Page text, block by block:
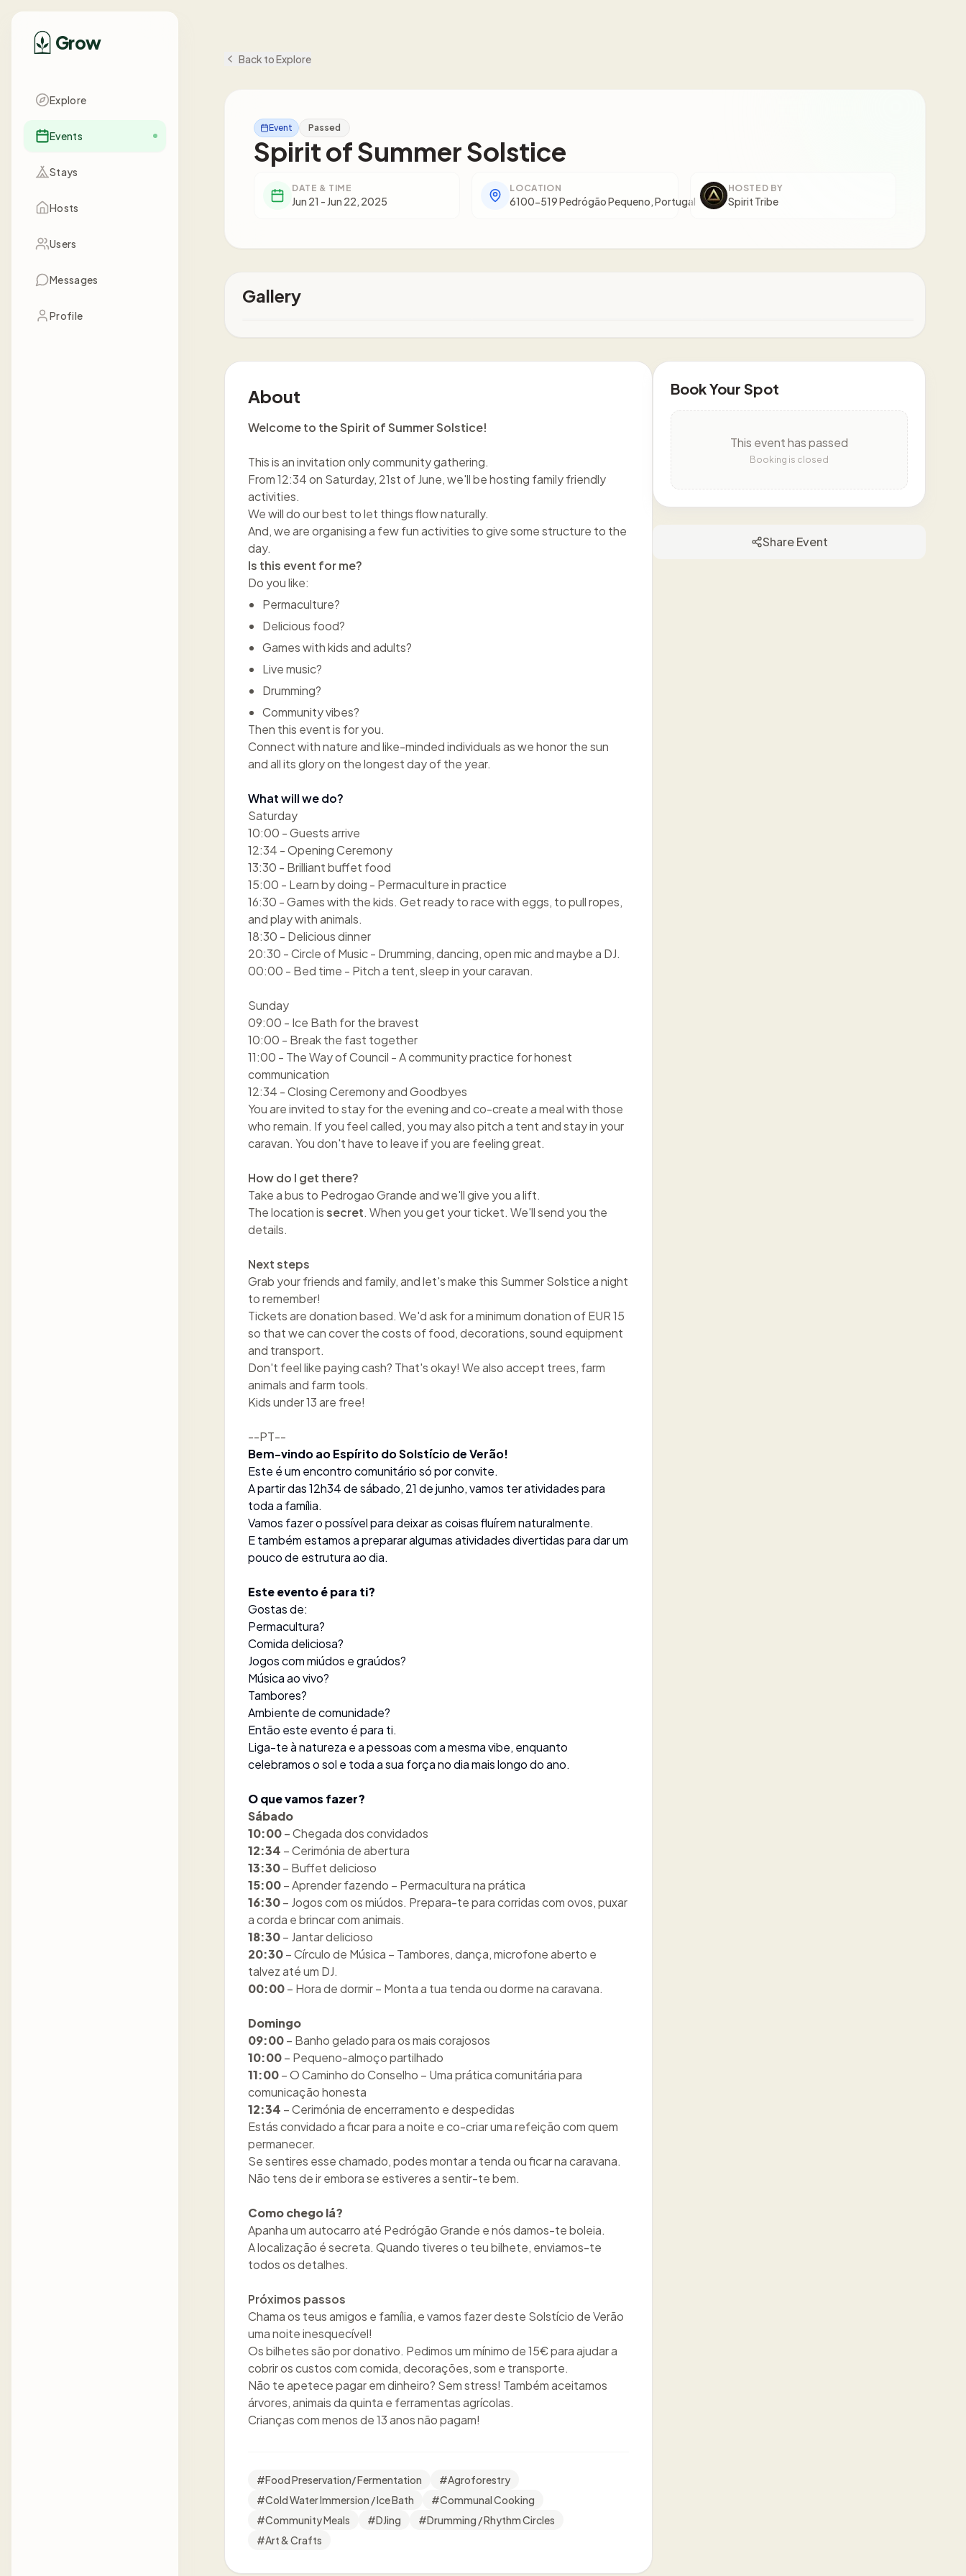
Grow
Explore
Events
Stays
Hosts
Users
Messages
Profile
Back to Explore
Event Passed
Spirit of Summer Solstice
DATE & TIME
Jun 21 - Jun 22, 2025
LOCATION
6100-519 Pedrógão Pequeno, Portugal
HOSTED BY
Spirit Tribe
Gallery
About
Welcome to the Spirit of Summer Solstice!
This is an invitation only community gathering.
From 12:34 on Saturday, 21st of June, we'll be hosting family friendly
activities.
We will do our best to let things flow naturally.
And, we are organising a few fun activities to give some structure to the
day.
Is this event for me?
Do you like:
Permaculture?
Delicious food?
Games with kids and adults?
Live music?
Drumming?
Community vibes?
Then this event is for you.
Connect with nature and like-minded individuals as we honor the sun
and all its glory on the longest day of the year.
What will we do?
Saturday
10:00 - Guests arrive
12:34 - Opening Ceremony
13:30 - Brilliant buffet food
15:00 - Learn by doing - Permaculture in practice
16:30 - Games with the kids. Get ready to race with eggs, to pull ropes,
and play with animals.
18:30 - Delicious dinner
20:30 - Circle of Music - Drumming, dancing, open mic and maybe a DJ.
00:00 - Bed time - Pitch a tent, sleep in your caravan.
Sunday
09:00 - Ice Bath for the bravest
10:00 - Break the fast together
11:00 - The Way of Council - A community practice for honest
communication
12:34 - Closing Ceremony and Goodbyes
You are invited to stay for the evening and co-create a meal with those
who remain. If you feel called, you may also pitch a tent and stay in your
caravan. You don't have to leave if you are feeling great.
How do I get there?
Take a bus to Pedrogao Grande and we'll give you a lift.
The location issecret. When you get your ticket. We'll send you the
details.
Next steps
Grab your friends and family, and let's make this Summer Solstice a night
to remember!
Tickets are donation based. We'd ask for a minimum donation of EUR 15
so that we can cover the costs of food, decorations, sound equipment
and transport.
Don't feel like paying cash? That's okay! We also accept trees, farm
animals and farm tools.
Kids under 13 are free!
--PT--
Bem-vindo ao Espírito do Solstício de Verão!
Este é um encontro comunitário só por convite.
A partir das 12h34 de sábado, 21 de junho, vamos ter atividades para
toda a família.
Vamos fazer o possível para deixar as coisas fluírem naturalmente.
E também estamos a preparar algumas atividades divertidas para dar um
pouco de estrutura ao dia.
Este evento é para ti?
Gostas de:
Permacultura?
Comida deliciosa?
Jogos com miúdos e graúdos?
Música ao vivo?
Tambores?
Ambiente de comunidade?
Então este evento é para ti.
Liga-te à natureza e a pessoas com a mesma vibe, enquanto
celebramos o sol e toda a sua força no dia mais longo do ano.
O que vamos fazer?
Sábado
10:00– Chegada dos convidados
12:34 – Cerimónia de abertura
13:30– Buffet delicioso
15:00– Aprender fazendo – Permacultura na prática
16:30– Jogos com os miúdos. Prepara-te para corridas com ovos, puxar
a corda e brincar com animais.
18:30– Jantar delicioso
20:30– Círculo de Música – Tambores, dança, microfone aberto e
talvez até um DJ.
00:00– Hora de dormir – Monta a tua tenda ou dorme na caravana.
Domingo
09:00– Banho gelado para os mais corajosos
10:00– Pequeno-almoço partilhado
11:00– O Caminho do Conselho – Uma prática comunitária para
comunicação honesta
12:34 – Cerimónia de encerramento e despedidas
Estás convidado a ficar para a noite e co-criar uma refeição com quem
permanecer.
Se sentires esse chamado, podes montar a tenda ou ficar na caravana.
Não tens de ir embora se estiveres a sentir-te bem.
Como chego lá?
Apanha um autocarro até Pedrógão Grande e nós damos-te boleia.
A localização é secreta. Quando tiveres o teu bilhete, enviamos-te
todos os detalhes.
Próximos passos
Chama os teus amigos e família, e vamos fazer deste Solstício de Verão
uma noite inesquecível!
Os bilhetes são por donativo. Pedimos um mínimo de 15€ para ajudar a
cobrir os custos com comida, decorações, som e transporte.
Não te apetece pagar em dinheiro? Sem stress! Também aceitamos
árvores, animais da quinta e ferramentas agrícolas.
Crianças com menos de 13 anos não pagam!
#Food Preservation/ Fermentation #Agroforestry
#Cold Water Immersion / Ice Bath #Communal Cooking
#Community Meals #DJing #Drumming / Rhythm Circles
#Art & Crafts
Book Your Spot
This event has passed
Booking is closed
Share Event